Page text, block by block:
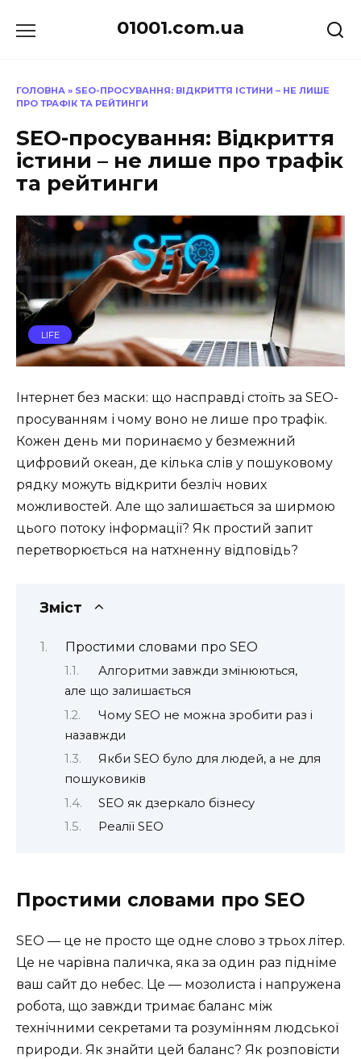
до
01001.com.ua
ГОЛОВНА » SEO-ПРОСУВАННЯ: ВІДКРИТТЯ ІСТИНИ – НЕ ЛИШЕ
ПРО ТРАФІК ТА РЕЙТИНГИ
SEO-просування: Відкриття
істини – не лише про трафік
та рейтинги
LIFE
Інтернет без маски: що насправді стоїть за SEO-
просуванням і чому воно не лише про трафік.
Кожен день ми поринаємо у безмежний
цифровий океан, де кілька слів у пошуковому
рядку можуть відкрити безліч нових
можливостей. Але що залишається за ширмою
цього потоку інформації? Як простий запит
перетворюється на натхненну відповідь?
Зміст
Простими словами про SEO
Алгоритми завжди змінюються,
але що залишається
Чому SEO не можна зробити раз і
назавжди
Якби SEO було для людей, а не для
пошуковиків
SEO як дзеркало бізнесу
Реалії SEO
Простими словами про SEO
SEO — це не просто ще одне слово з трьох літер.
Це не чарівна паличка, яка за один раз підніме
ваш сайт до небес. Це — мозолиста і напружена
робота, що завжди тримає баланс між
технічними секретами та розумінням людської
природи. Як знайти цей баланс? Як розповісти